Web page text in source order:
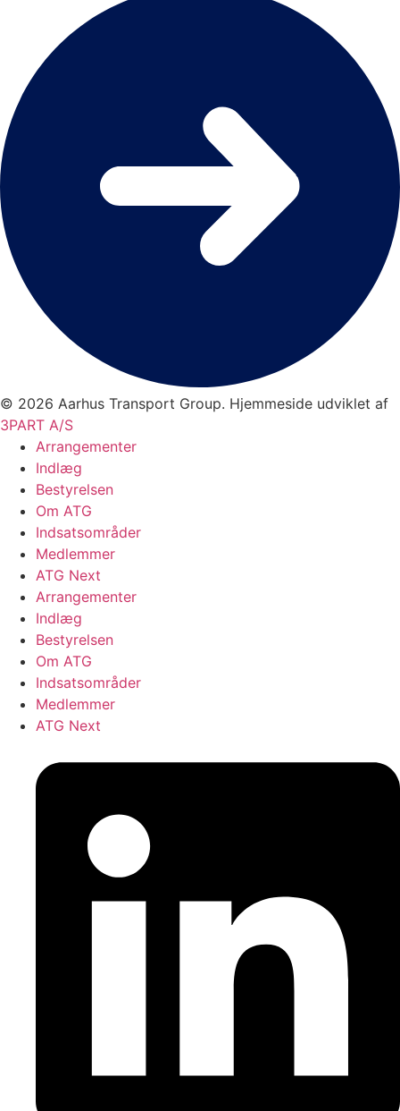
© 2026 Aarhus Transport Group. Hjemmeside udviklet af
3PART A/S
Arrangementer
Indlæg
Bestyrelsen
Om ATG
Indsatsområder
Medlemmer
ATG Next
Arrangementer
Indlæg
Bestyrelsen
Om ATG
Indsatsområder
Medlemmer
ATG Next